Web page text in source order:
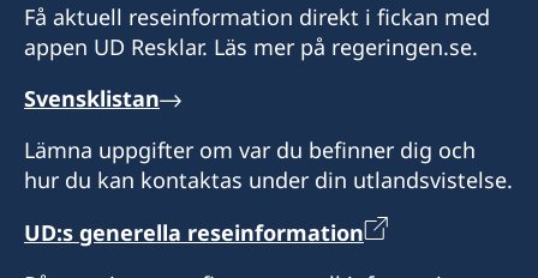
Få aktuell reseinformation direkt i fickan med
appen UD Resklar. Läs mer på regeringen.se.
Svensklistan
Lämna uppgifter om var du befinner dig och
hur du kan kontaktas under din utlandsvistelse.
UD:s generella reseinformation